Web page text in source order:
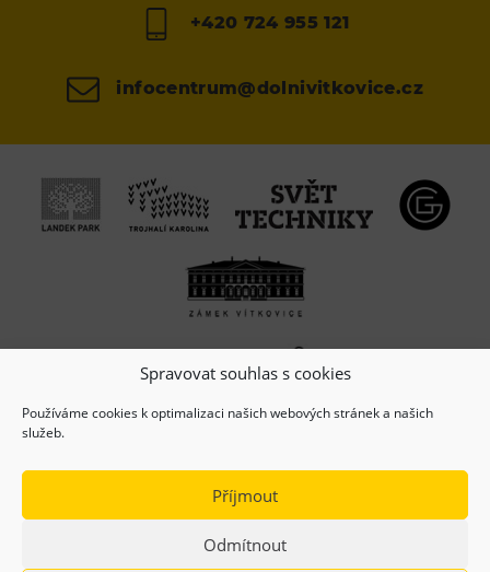
Spravovat souhlas s cookies
Používáme cookies k optimalizaci našich webových stránek a našich
služeb.
Příjmout
Odmítnout
+420 724 955 121
infocentrum@dolnivitkovice.cz
(c) Copyright 2026, Dolní oblast VÍTKOVICE, z.s.